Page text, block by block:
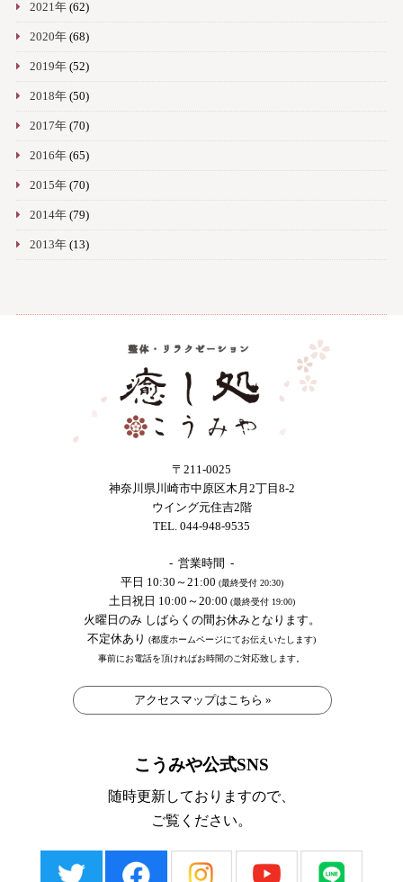
2021年(62)
2020年(68)
2019年(52)
2018年(50)
2017年(70)
2016年(65)
2015年(70)
2014年(79)
2013年(13)
〒211-0025
神奈川県川崎市中原区木月2丁目8-2
ウイング元住吉2階
TEL. 044-948-9535
- 営業時間 -
平日 10:30～21:00 (最終受付 20:30)
土日祝日 10:00～20:00 (最終受付 19:00)
火曜日のみ しばらくの間お休みとなります。
不定休あり (都度ホームページにてお伝えいたします)
事前にお電話を頂ければお時間のご対応致します。
アクセスマップはこちら »
こうみや公式SNS
随時更新しておりますので、
ご覧ください。